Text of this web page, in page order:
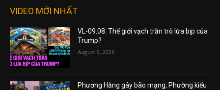
VIDEO MỚI NHẤT
VL-09.08: Thế giới vạch trần trò lừa bịp của
Trump?
August 9, 2026
Phương Hằng gây bão mạng, Phường kiểu